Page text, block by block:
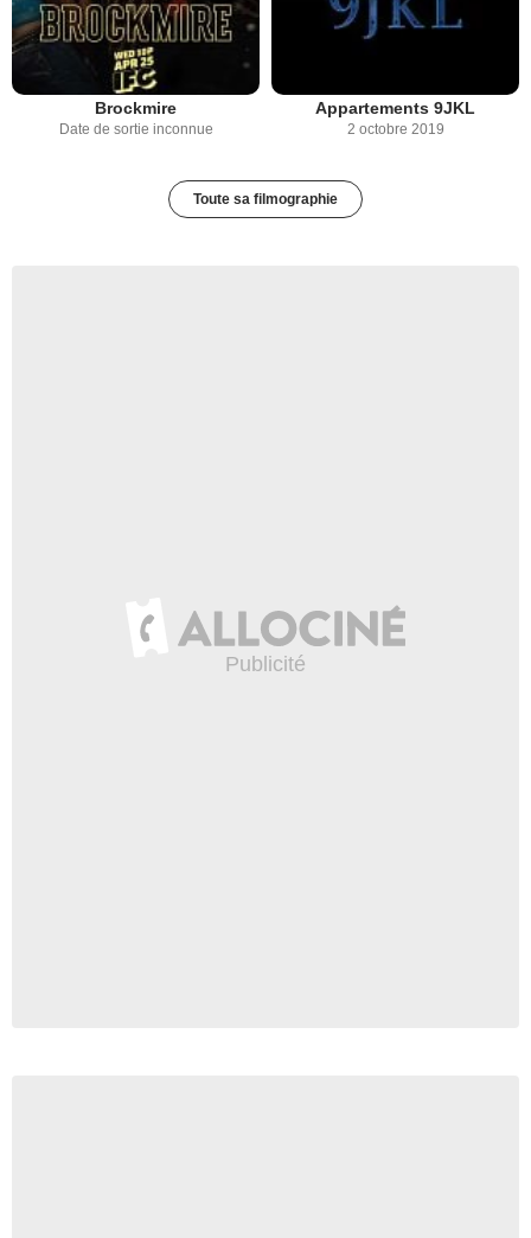
Brockmire
Date de sortie inconnue
Appartements 9JKL
2 octobre 2019
Toute sa filmographie